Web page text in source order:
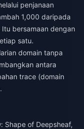
penjanaan
1,000 daripada
bersamaan dengan
satu.
domain tanpa
antara
trace (domain
Shape of Deepsheaf,